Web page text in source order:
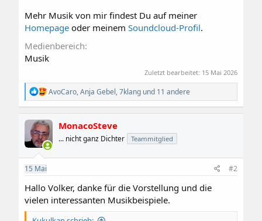
Mehr Musik von mir findest Du auf meiner
Homepage oder meinemSoundcloud-Profil.
Medienbereich
Musik
Zuletzt bearbeitet: 15 Mai 2026
R
e
a
k
t
i
o
n
:
AvoCaro,Anja Gebel,7klang und 11 andere
MonacoSteve
... nicht ganz Dichter Teammitglied
15 Mai #2
Hallo Volker, danke für die Vorstellung und die
vielen interessanten Musikbeispiele.